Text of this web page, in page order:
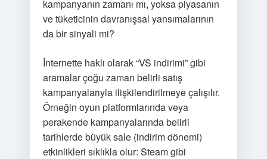
kampanyanın zamanı mı, yoksa piyasanın
ve tüketicinin davranışsal yansımalarının
da bir sinyali mi?
İnternette haklı olarak “VS indirimi” gibi
aramalar çoğu zaman belirli satış
kampanyalarıyla ilişkilendirilmeye çalışılır.
Örneğin oyun platformlarında veya
perakende kampanyalarında belirli
tarihlerde büyük sale (indirim dönemi)
etkinlikleri sıklıkla olur: Steam gibi